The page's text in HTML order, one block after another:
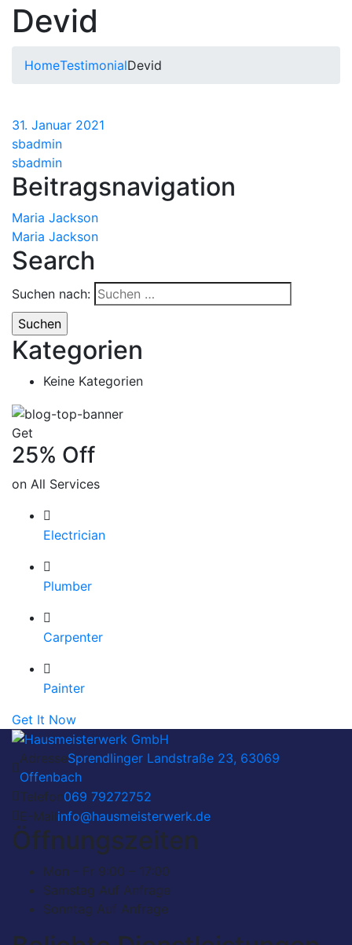
Devid
HomeTestimonialDevid
31. Januar 2021
sbadmin
sbadmin
Beitragsnavigation
Maria Jackson
Maria Jackson
Search
Suchen nach:
Kategorien
Keine Kategorien
Get
25% Off
on All Services
Electrician
Plumber
Carpenter
Painter
Get It Now
AdresseSprendlinger Landstraße 23, 63069
Offenbach
Telefon069 79272752
E-Mail­info@hausmeisterwerk.de
Öffnungszeiten
Mon - Fr 9:00 – 17:00
Samstag Auf Anfrage
Sonntag Auf Anfrage